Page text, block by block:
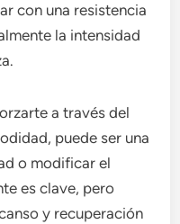
con una resistencia
la intensidad
a través del
puede ser una
o modificar el
es clave, pero
y recuperación